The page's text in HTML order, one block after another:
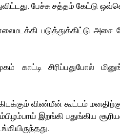
பேச்சு சத்தம் கேட்டு
படுத்துக்கிட்டு
காட்டி சிரிப்பதுபோல்
விண்மீன் கூட்டம்
இறங்கி பதுங்கிய